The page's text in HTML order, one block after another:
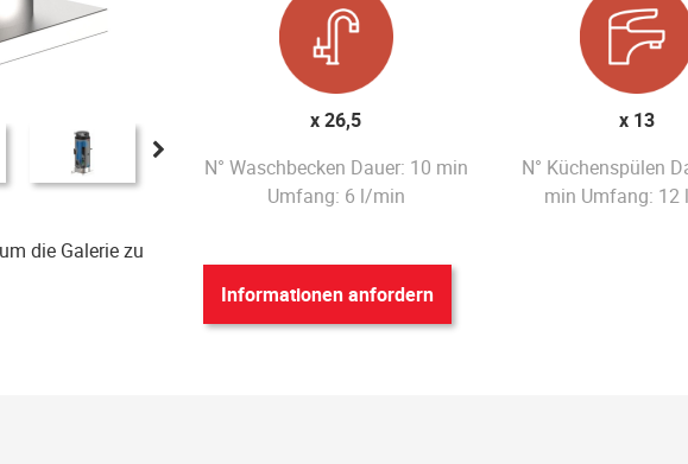
die Galerie zu
x 26,5
N° Waschbecken Dauer: 10 min
Umfang: 6 l/min
x 13
N° Küchenspülen
min Umfang: 12
Informationen anfordern